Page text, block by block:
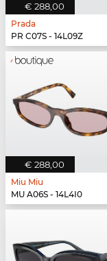
€ 288,00
Prada
PR C07S - 14L09Z
€ 288,00
Miu Miu
MU A06S - 14L4I0